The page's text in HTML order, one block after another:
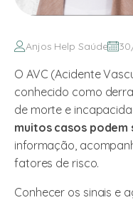
Anjos Help Saúde
O AVC (Acidente
conhecido como
de morte e
muitos casos podem
informação,
fatores de risco.
Conhecer os sinais e